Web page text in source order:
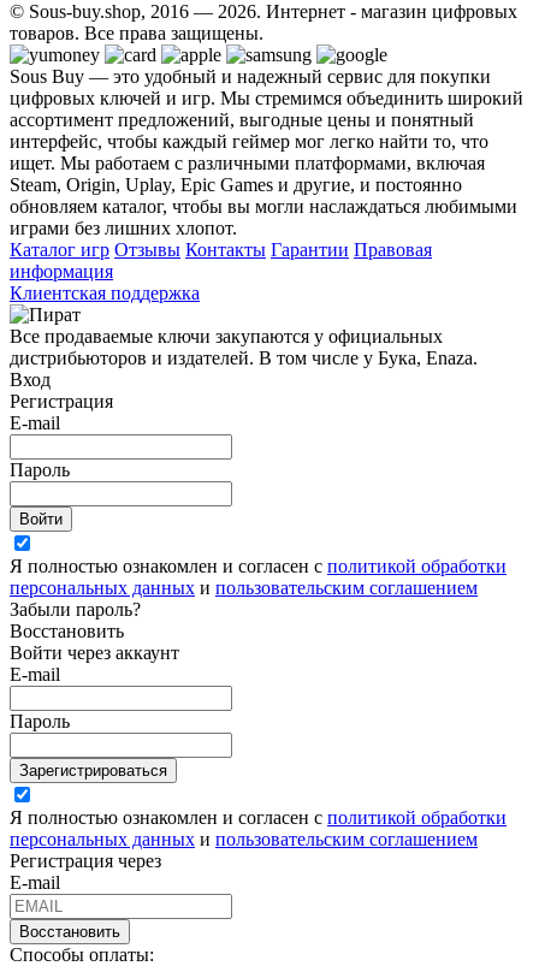
© Sous-buy.shop, 2016 — 2026. Интернет - магазин цифровых
товаров. Все права защищены.
Sous Buy — это удобный и надежный сервис для покупки
цифровых ключей и игр. Мы стремимся объединить широкий
ассортимент предложений, выгодные цены и понятный
интерфейс, чтобы каждый геймер мог легко найти то, что
ищет. Мы работаем с различными платформами, включая
Steam, Origin, Uplay, Epic Games и другие, и постоянно
обновляем каталог, чтобы вы могли наслаждаться любимыми
играми без лишних хлопот.
Каталог игр Отзывы Контакты Гарантии Правовая
информация
Клиентская поддержка
Все продаваемые ключи закупаются у официальных
дистрибьюторов и издателей. В том числе у Бука, Enaza.
Вход
Регистрация
E-mail
Пароль
Войти
Я полностью ознакомлен и согласен с политикой обработки
персональных данных и пользовательским соглашением
Забыли пароль?
Восстановить
Войти через аккаунт
E-mail
Пароль
Зарегистрироваться
Я полностью ознакомлен и согласен с политикой обработки
персональных данных и пользовательским соглашением
Регистрация через
E-mail
Восстановить
Способы оплаты: